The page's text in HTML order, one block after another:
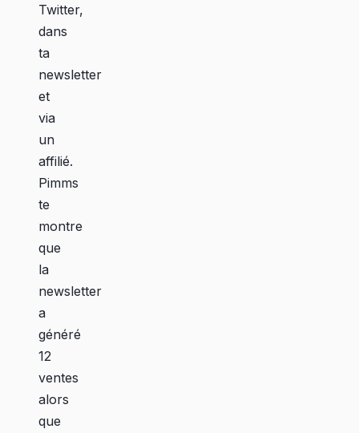
Twitter,
dans
ta
newsletter
et
via
un
affilié.
Pimms
te
montre
que
la
newsletter
a
généré
12
ventes
alors
que